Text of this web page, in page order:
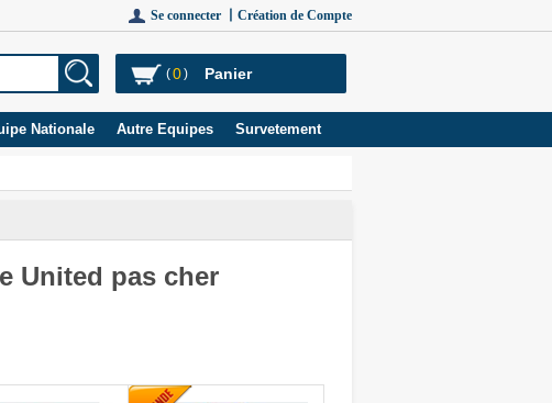
Se connecter 丨 Création de Compte
(0) Panier
Nationale Autre Equipes Survetement
United pas cher